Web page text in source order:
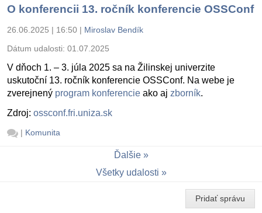
O konferencii 13. ročník konferencie OSSConf
26.06.2025 | 16:50 | Miroslav Bendík
Dátum udalosti: 01.07.2025
V dňoch 1. – 3. júla 2025 sa na Žilinskej univerzite
uskutoční 13. ročník konferencie OSSConf. Na webe je
zverejnený program konferencie ako aj zborník.
Zdroj: ossconf.fri.uniza.sk
| Komunita
Ďalšie
Všetky udalosti
Pridať správu